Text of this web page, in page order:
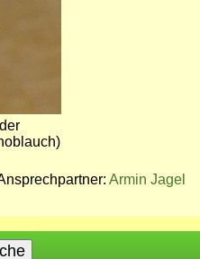
Armin Jagel